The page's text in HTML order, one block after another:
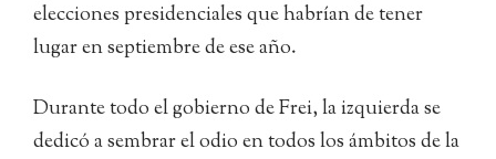
elecciones presidenciales que habrían de tener
lugar en septiembre de ese año.
Durante todo el gobierno de Frei, la izquierda se
dedicó a sembrar el odio en todos los ámbitos de la